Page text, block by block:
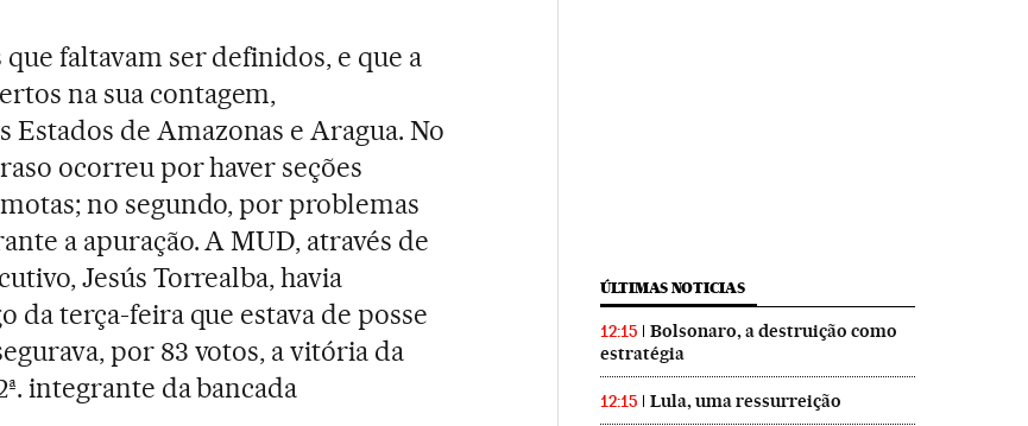
faltavam ser definidos, e que a
na sua contagem,
Estados de Amazonas e Aragua. No
ocorreu por haver seções
no segundo, por problemas
a apuração. A MUD, através de
Jesús Torrealba, havia
da terça-feira que estava de posse
por 83 votos, a vitória da
integrante da bancada
ÚLTIMAS NOTICIAS
12:15
Bolsonaro, a destruição como
estratégia
12:15 Lula, uma ressurreição